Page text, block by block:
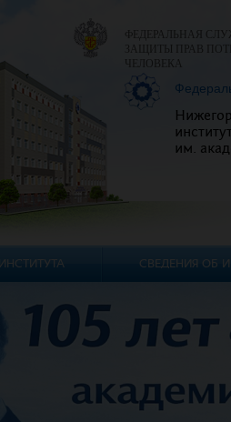
ФЕДЕРАЛЬНАЯ
ЗАЩИТЫ ПРАВ
ЧЕЛОВЕКА
им.
СВЕДЕНИЯ ОБ